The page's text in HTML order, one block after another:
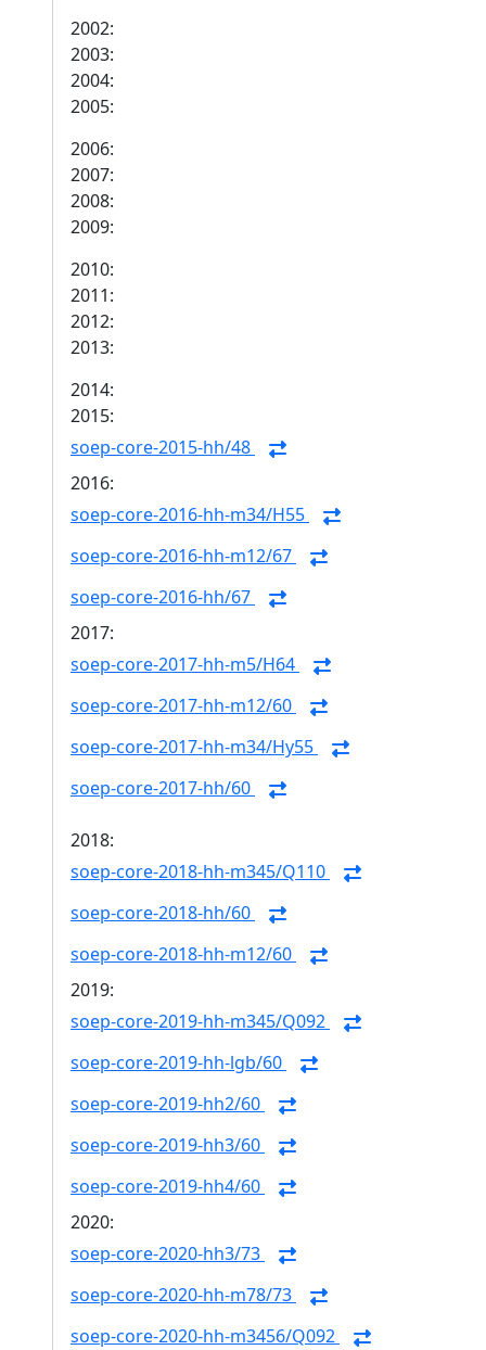
2002:
2003:
2004:
2005:
2006:
2007:
2008:
2009:
2010:
2011:
2012:
2013:
2014:
2015:
soep-core-2015-hh/48
2016:
soep-core-2016-hh-m34/H55
soep-core-2016-hh-m12/67
soep-core-2016-hh/67
2017:
soep-core-2017-hh-m5/H64
soep-core-2017-hh-m12/60
soep-core-2017-hh-m34/Hy55
soep-core-2017-hh/60
2018:
soep-core-2018-hh-m345/Q110
soep-core-2018-hh/60
soep-core-2018-hh-m12/60
2019:
soep-core-2019-hh-m345/Q092
soep-core-2019-hh-lgb/60
soep-core-2019-hh2/60
soep-core-2019-hh3/60
soep-core-2019-hh4/60
2020:
soep-core-2020-hh3/73
soep-core-2020-hh-m78/73
soep-core-2020-hh-m3456/Q092